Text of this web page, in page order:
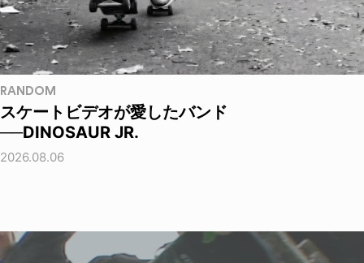
RANDOM
スケートビデオが愛したバンド
──DINOSAUR JR.
2026.08.06